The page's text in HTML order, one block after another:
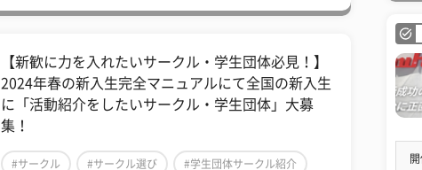
【新歓に力を入れたいサークル・学生団体必見！】
2024年春の新入生完全マニュアルにて全国の新入生
に「活動紹介をしたいサークル・学生団体」大募
集！
#サークル #サークル選び #学生団体サークル紹介